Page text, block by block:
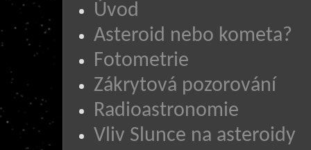
Úvod
Asteroid nebo kometa?
Fotometrie
Zákrytová pozorování
Radioastronomie
Vliv Slunce na asteroidy